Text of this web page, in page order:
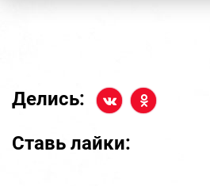
Делись:
Ставь лайки: